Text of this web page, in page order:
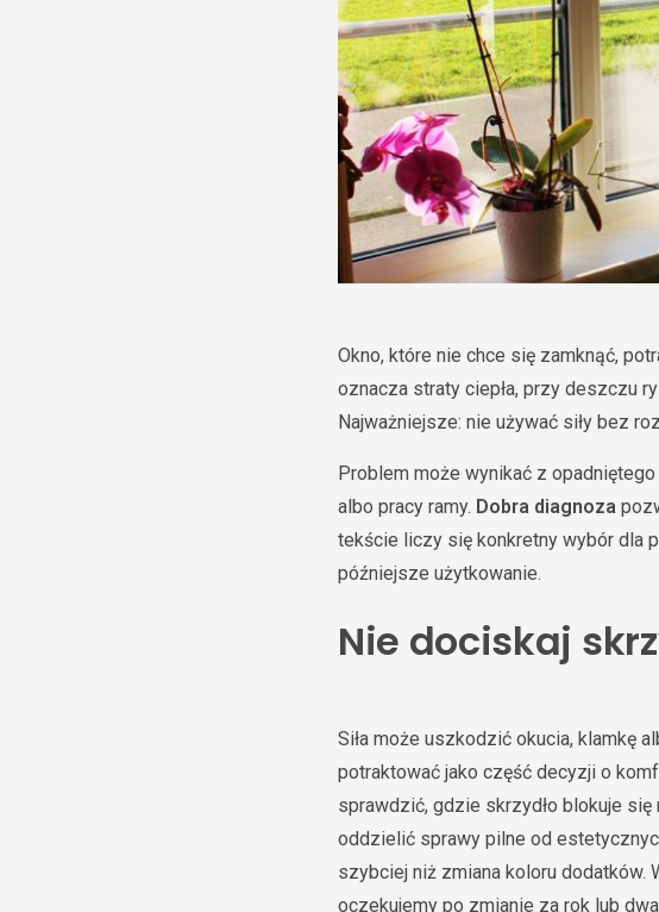
Okno, które nie chce się zamknąć,
oznacza straty ciepła, przy deszczu
Najważniejsze: nie używać siły bez
Problem może wynikać z
albo pracy ramy. Dobra diagnoza
tekście liczy się konkretny wybór dla
późniejsze użytkowanie.
Nie dociskaj
Siła może uszkodzić okucia, klamkę
potraktować jako część decyzji o
sprawdzić, gdzie skrzydło blokuje
oddzielić sprawy pilne od
szybciej niż zmiana koloru
oczekujemy po zmianie za rok lub